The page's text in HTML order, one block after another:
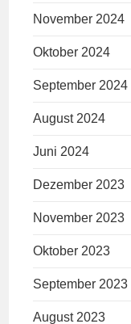
November 2024
Oktober 2024
September 2024
August 2024
Juni 2024
Dezember 2023
November 2023
Oktober 2023
September 2023
August 2023